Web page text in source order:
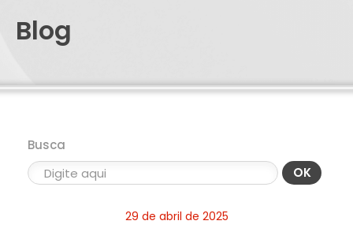
Blog
Busca
OK
29 de abril de 2025